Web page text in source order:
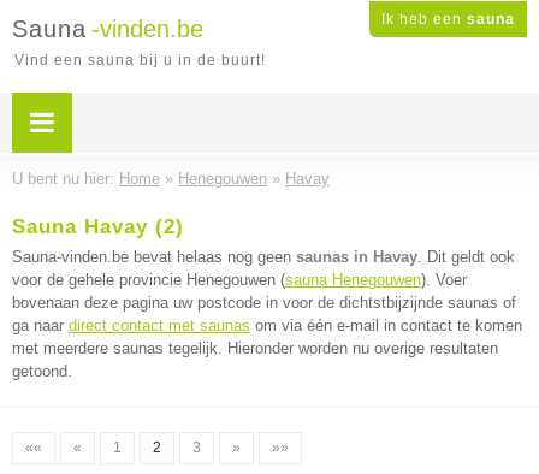
Ik heb een sauna
Sauna -vinden.be
Vind een sauna bij u in de buurt!
U bent nu hier: Home » Henegouwen » Havay
Sauna Havay (2)
Sauna-vinden.be bevat helaas nog geen saunas in Havay. Dit geldt ook
voor de gehele provincie Henegouwen (sauna Henegouwen). Voer
bovenaan deze pagina uw postcode in voor de dichtstbijzijnde saunas of
ga naar direct contact met saunas om via één e-mail in contact te komen
met meerdere saunas tegelijk. Hieronder worden nu overige resultaten
getoond.
«« « 1 2 3 » »»